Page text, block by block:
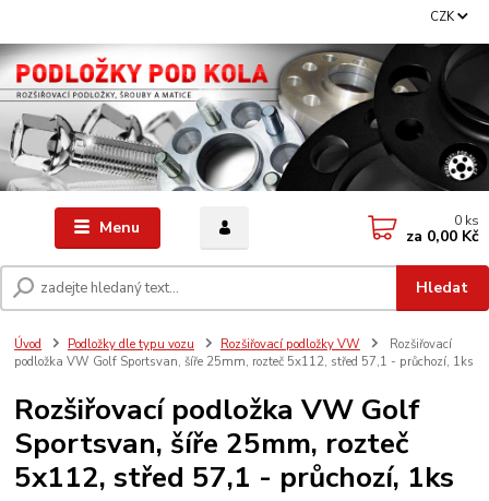
Menu
CZK
Hledat
0 ks
za 0,00 Kč
Úvod Podložky dle typu vozu Rozšiřovací podložky VW
Rozšiřovací
podložka VW Golf Sportsvan, šíře 25mm, rozteč 5x112, střed 57,1 - průchozí, 1ks
Rozšiřovací podložka VW Golf
Sportsvan, šíře 25mm, rozteč
5x112, střed 57,1 - průchozí, 1ks